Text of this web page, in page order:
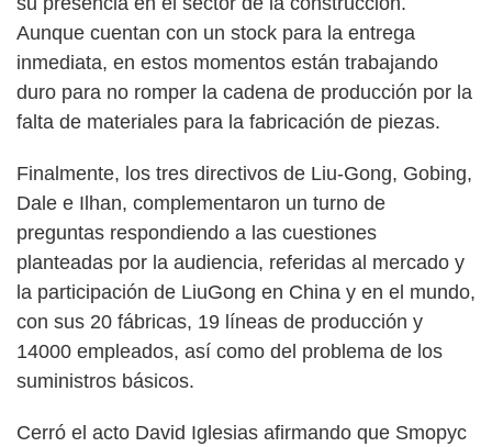
Aunque cuentan con un stock para la entrega
inmediata, en estos momentos están trabajando
duro para no romper la cadena de producción por la
falta de materiales para la fabricación de piezas.
Finalmente, los tres directivos de Liu-Gong, Gobing,
Dale e Ilhan, complementaron un turno de
preguntas respondiendo a las cuestiones
planteadas por la audiencia, referidas al mercado y
la participación de LiuGong en China y en el mundo,
con sus 20 fábricas, 19 líneas de producción y
14000 empleados, así como del problema de los
suministros básicos.
Cerró el acto David Iglesias afirmando que Smopyc